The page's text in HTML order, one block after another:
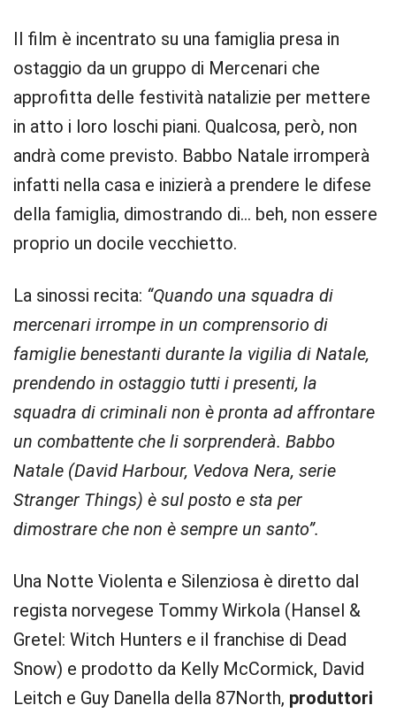
Il film è incentrato su una famiglia presa in
ostaggio da un gruppo di Mercenari che
approfitta delle festività natalizie per mettere
in atto i loro loschi piani. Qualcosa, però, non
andrà come previsto. Babbo Natale irromperà
infatti nella casa e inizierà a prendere le difese
della famiglia, dimostrando di… beh, non essere
proprio un docile vecchietto.
La sinossi recita: “Quando una squadra di
mercenari irrompe in un comprensorio di
famiglie benestanti durante la vigilia di Natale,
prendendo in ostaggio tutti i presenti, la
squadra di criminali non è pronta ad affrontare
un combattente che li sorprenderà. Babbo
Natale (David Harbour, Vedova Nera, serie
Stranger Things) è sul posto e sta per
dimostrare che non è sempre un santo”.
Una Notte Violenta e Silenziosa è diretto dal
regista norvegese Tommy Wirkola (Hansel &
Gretel: Witch Hunters e il franchise di Dead
Snow) e prodotto da Kelly McCormick, David
Leitch e Guy Danella della 87North, produttori